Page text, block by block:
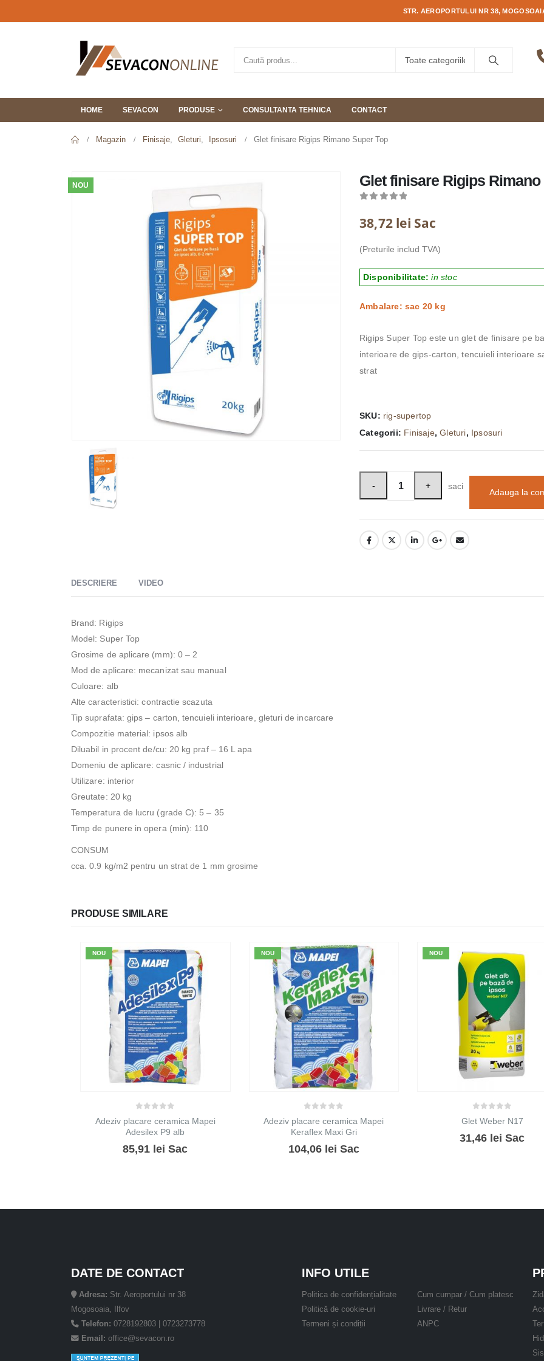
STR. AEROPORTULUI NR 38,
HOME SEVACON PRODUSE CONSULTANTA TEHNICA CONTACT
Magazin Finisaje, Gleturi, Ipsosuri Glet finisare Rigips Rimano Super Top
NOU Glet finisare Rigips Rimano
38,72 lei Sac
(Preturile includ TVA)
Disponibilitate:in stoc
Ambalare: sac 20 kg
Rigips Super Top este un glet de finisare pe
interioare de gips-carton, tencuieli interioare
strat
SKU: rig-supertop
Categorii: Finisaje,Gleturi, Ipsosuri
saci
Adauga la
DESCRIERE VIDEO
Brand: Rigips
Model: Super Top
Grosime de aplicare (mm): 0 – 2
Mod de aplicare: mecanizat sau manual
Culoare: alb
Alte caracteristici: contractie scazuta
Tip suprafata: gips – carton, tencuieli interioare, gleturi de incarcare
Compozitie material: ipsos alb
Diluabil in procent de/cu: 20 kg praf – 16 L apa
Domeniu de aplicare: casnic / industrial
Utilizare: interior
Greutate: 20 kg
Temperatura de lucru (grade C): 5 – 35
Timp de punere in opera (min): 110
CONSUM
cca. 0.9 kg/m2 pentru un strat de 1 mm grosime
PRODUSE SIMILARE
NOU
Adeziv placare ceramica Mapei
Adesilex P9 alb
85,91 lei Sac
NOU
Adeziv placare ceramica Mapei
Keraflex Maxi Gri
104,06 lei Sac
NOU
Glet Weber N17
31,46 lei Sac
DATE DE CONTACT
Adresa: Str. Aeroportului nr 38
Mogosoaia, Ilfov
Telefon: 0728192803 | 0723273778
Email: office@sevacon.ro
INFO UTILE
Politica de confidențialitate
Politică de cookie-uri
Termeni și condiții
Cum cumpar / Cum platesc
Livrare / Retur
ANPC